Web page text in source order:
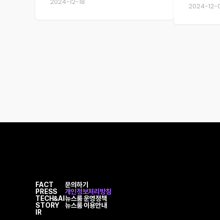
2024-12-
FACT
PRESS
TECH&AI
STORY
IR
문의하기
개인정보처리방침
뉴스룸 운영정책
뉴스룸 이용안내